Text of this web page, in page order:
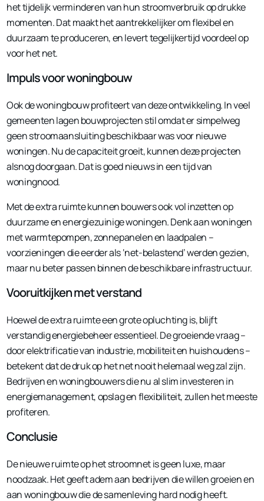
het tijdelijk verminderen van hun stroomverbruik op drukke
momenten. Dat maakt het aantrekkelijker om flexibel en
duurzaam te produceren, en levert tegelijkertijd voordeel op
voor het net.
Impuls voor woningbouw
Ook de woningbouw profiteert van deze ontwikkeling. In veel
gemeenten lagen bouwprojecten stil omdat er simpelweg
geen stroomaansluiting beschikbaar was voor nieuwe
woningen. Nu de capaciteit groeit, kunnen deze projecten
alsnog doorgaan. Dat is goed nieuws in een tijd van
woningnood.
Met de extra ruimte kunnen bouwers ook vol inzetten op
duurzame en energiezuinige woningen. Denk aan woningen
met warmtepompen, zonnepanelen en laadpalen –
voorzieningen die eerder als ‘net-belastend’ werden gezien,
maar nu beter passen binnen de beschikbare infrastructuur.
Vooruitkijken met verstand
Hoewel de extra ruimte een grote opluchting is, blijft
verstandig energiebeheer essentieel. De groeiende vraag –
door elektrificatie van industrie, mobiliteit en huishoudens –
betekent dat de druk op het net nooit helemaal weg zal zijn.
Bedrijven en woningbouwers die nu al slim investeren in
energiemanagement, opslag en flexibiliteit, zullen het meeste
profiteren.
Conclusie
De nieuwe ruimte op het stroomnet is geen luxe, maar
noodzaak. Het geeft adem aan bedrijven die willen groeien en
aan woningbouw die de samenleving hard nodig heeft.